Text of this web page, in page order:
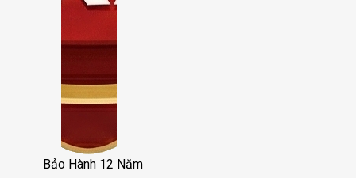
Bảo Hành 12 Năm